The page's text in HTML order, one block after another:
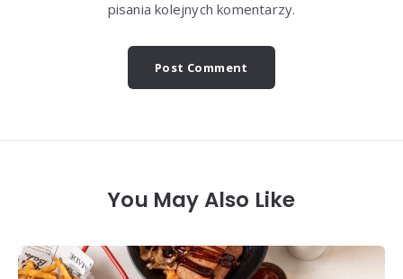
pisania kolejnych komentarzy.
You May Also Like